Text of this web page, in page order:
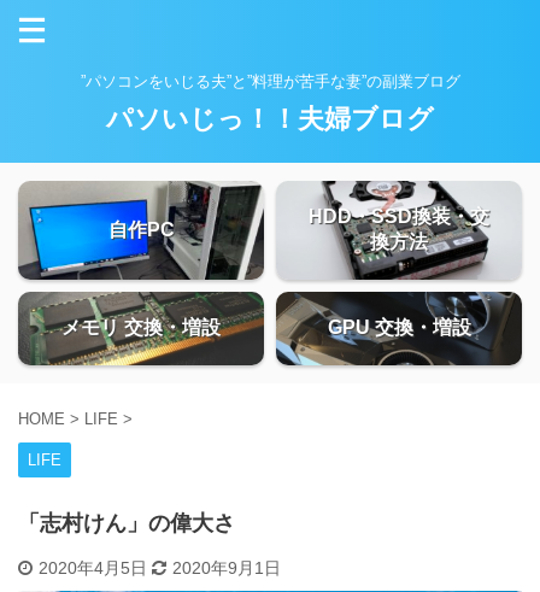
”パソコンをいじる夫”と”料理が苦手な妻”の副業ブログ
パソいじっ！！夫婦ブログ
自作PC
HDD・SSD換装・交
換方法
メモリ 交換・増設 GPU 交換・増設
HOME > LIFE >
LIFE
「志村けん」の偉大さ
2020年4月5日 2020年9月1日